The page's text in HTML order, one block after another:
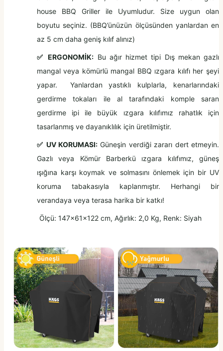
house BBQ Griller ile Uyumludur. Size uygun olan
boyutu seçiniz. (BBQ’ünüzün ölçüsünden yanlardan en
az 5 cm daha geniş kılıf alınız)
✅ ERGONOMİK: Bu ağır hizmet tipi Dış mekan gazlı
mangal veya kömürlü mangal BBQ ızgara kılıfı her şeyi
yapar. Yanlardan yastıklı kulplarla, kenarlarındaki
gerdirme tokaları ile al tarafındaki komple saran
gerdirme ipi ile büyük ızgara kılıfımız rahatlık için
tasarlanmış ve dayanıklılık için üretilmiştir.
✅ UV KORUMASI: Güneşin verdiği zararı dert etmeyin.
Gazlı veya Kömür Barberkü ızgara kılıfımız, güneş
ışığına karşı koymak ve solmasını önlemek için bir UV
koruma tabakasıyla kaplanmıştır. Herhangi bir
verandaya veya terasa harika bir katkı!
Ölçü: 147x61x122 cm, Ağırlık: 2,0 Kg, Renk: Siyah